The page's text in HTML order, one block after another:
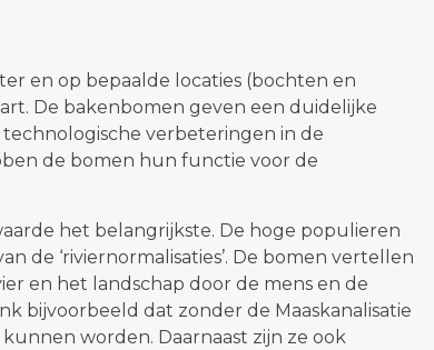
en op bepaalde locaties (bochten en
De bakenbomen geven een duidelijke
verbeteringen in de
de bomen hun functie voor de
het belangrijkste. De hoge populieren
de ‘riviernormalisaties’. De bomen vertellen
en het landschap door de mens en de
bijvoorbeeld dat zonder de Maaskanalisatie
worden. Daarnaast zijn ze ook